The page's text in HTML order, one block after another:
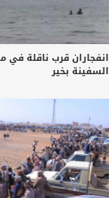
انفجاران قرب ناقلة
السفينة بخير